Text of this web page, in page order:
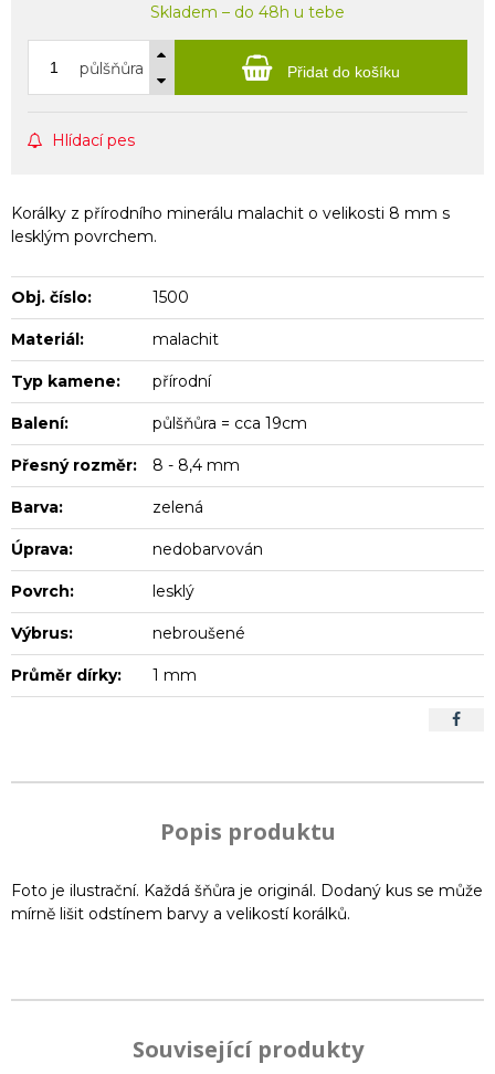
Skladem – do 48h u tebe
půlšňůra Přidat do košíku
Hlídací pes
Korálky z přírodního minerálu malachit o velikosti 8 mm s
lesklým povrchem.
Obj. číslo: 1500
Materiál: malachit
Typ kamene: přírodní
Balení: půlšňůra = cca 19cm
Přesný rozměr: 8 - 8,4 mm
Barva: zelená
Úprava: nedobarvován
Povrch: lesklý
Výbrus: nebroušené
Průměr dírky: 1 mm
Popis produktu
Foto je ilustrační. Každá šňůra je originál. Dodaný kus se může
mírně lišit odstínem barvy a velikostí korálků.
Související produkty